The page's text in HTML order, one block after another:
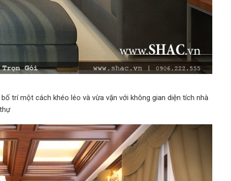
trí một cách khéo léo và vừa vặn với không gian diện tích nhà